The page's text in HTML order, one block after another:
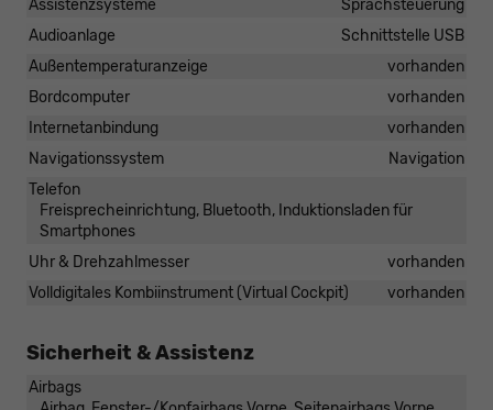
Assistenzsysteme
Sprachsteuerung
Audioanlage
Schnittstelle USB
Außentemperaturanzeige
vorhanden
Bordcomputer
vorhanden
Internetanbindung
vorhanden
Navigationssystem
Navigation
Telefon
Freisprecheinrichtung, Bluetooth, Induktionsladen für
Smartphones
Uhr & Drehzahlmesser
vorhanden
Volldigitales Kombiinstrument (Virtual Cockpit)
vorhanden
Sicherheit & Assistenz
Airbags